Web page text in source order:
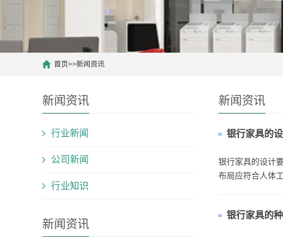
首页>>新闻资讯
新闻资讯
行业新闻
公司新闻
行业知识
新闻资讯
新闻资讯
银行家具的
银行家具的设计
布局应符合人体
银行家具的